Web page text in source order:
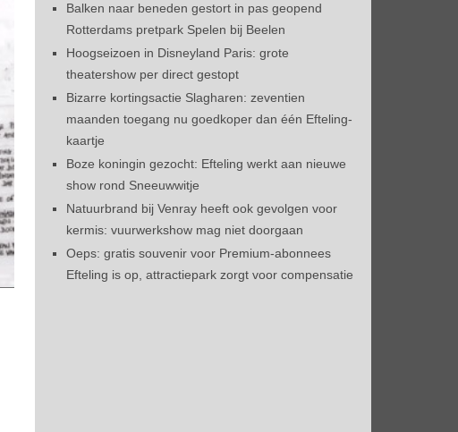
Balken naar beneden gestort in pas geopend
Rotterdams pretpark Spelen bij Beelen
Hoogseizoen in Disneyland Paris: grote
theatershow per direct gestopt
Bizarre kortingsactie Slagharen: zeventien
maanden toegang nu goedkoper dan één Efteling-
kaartje
Boze koningin gezocht: Efteling werkt aan nieuwe
show rond Sneeuwwitje
Natuurbrand bij Venray heeft ook gevolgen voor
kermis: vuurwerkshow mag niet doorgaan
Oeps: gratis souvenir voor Premium-abonnees
Efteling is op, attractiepark zorgt voor compensatie